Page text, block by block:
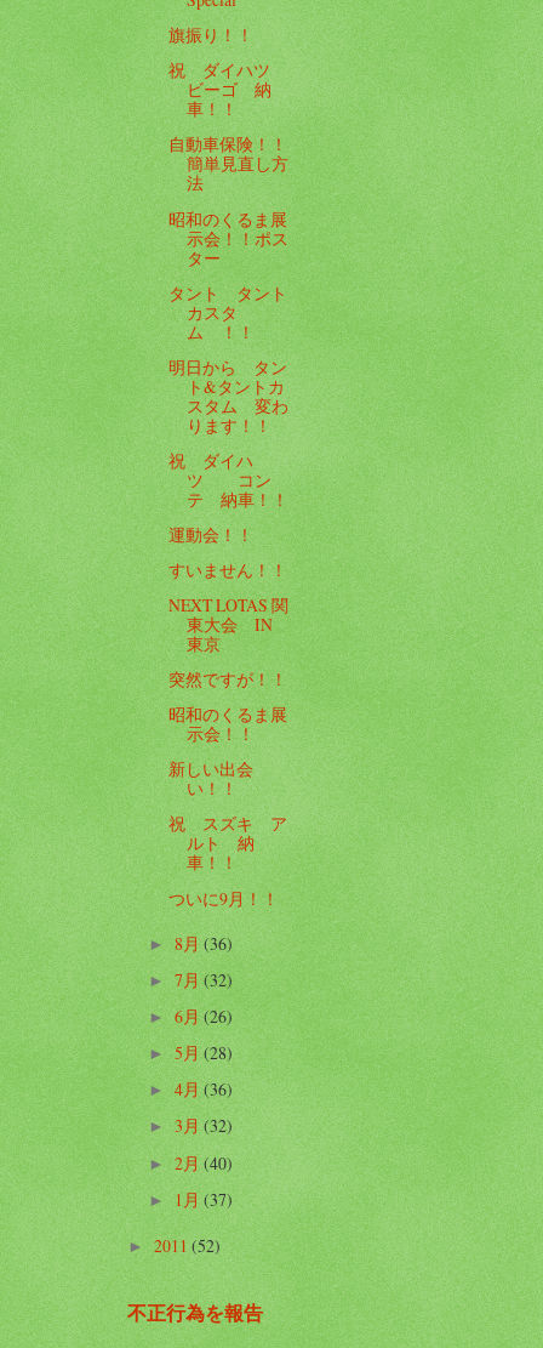
旗振り！！
祝 ダイハツ
ビーゴ 納
車！！
自動車保険！！
簡単見直し方
法
昭和のくるま展
示会！！ポス
ター
タント タント
カスタ
ム ！！
明日から タン
ト&タントカ
スタム 変わ
ります！！
祝 ダイハ
ツ コン
テ 納車！！
運動会！！
すいません！！
NEXT LOTAS 関
東大会 IN
東京
突然ですが！！
昭和のくるま展
示会！！
新しい出会
い！！
祝 スズキ ア
ルト 納
車！！
ついに9月！！
►8月(36)
►7月(32)
►6月(26)
►5月(28)
►4月(36)
►3月(32)
►2月(40)
►1月(37)
►2011(52)
不正行為を報告